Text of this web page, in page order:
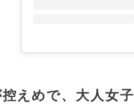
控えめで、大人女